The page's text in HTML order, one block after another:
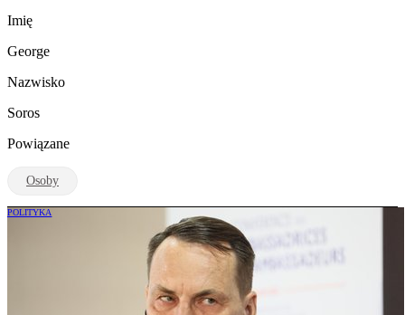
Imię
George
Nazwisko
Soros
Powiązane
Osoby
POLITYKA
Szijjártó nazwał Tuska „agentem
Sorosa". Sikorski: Soros płacił za studia